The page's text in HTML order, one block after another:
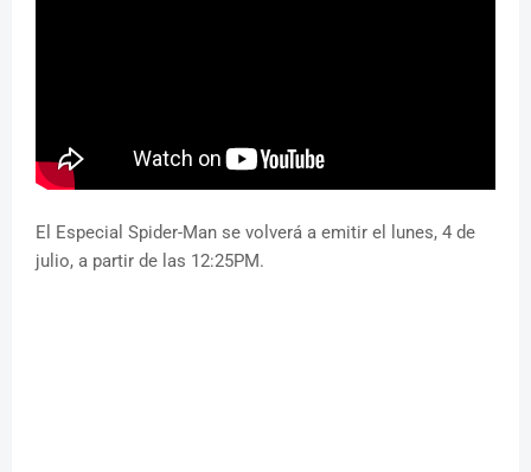
El Especial Spider-Man se volverá a emitir el lunes, 4 de
julio, a partir de las 12:25PM.